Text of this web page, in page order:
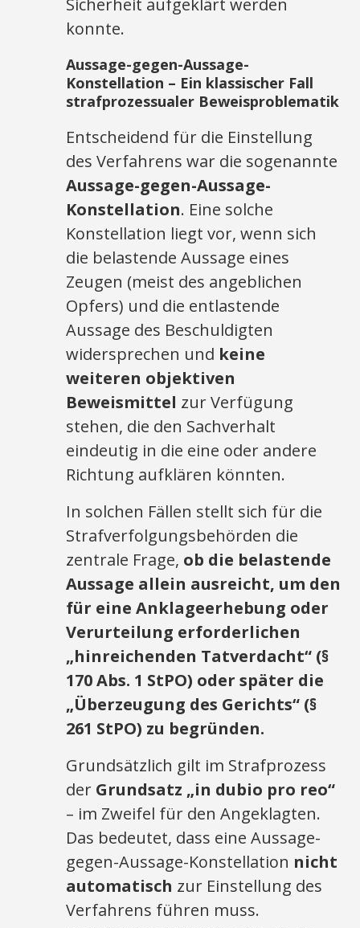
Sicherheit aufgeklärt werden
konnte.
Aussage-gegen-Aussage-
Konstellation – Ein klassischer Fall
strafprozessualer Beweisproblematik
Entscheidend für die Einstellung
des Verfahrens war die sogenannte
Aussage-gegen-Aussage-
Konstellation. Eine solche
Konstellation liegt vor, wenn sich
die belastende Aussage eines
Zeugen (meist des angeblichen
Opfers) und die entlastende
Aussage des Beschuldigten
widersprechen und keine
weiteren objektiven
Beweismittel zur Verfügung
stehen, die den Sachverhalt
eindeutig in die eine oder andere
Richtung aufklären könnten.
In solchen Fällen stellt sich für die
Strafverfolgungsbehörden die
zentrale Frage, ob die belastende
Aussage allein ausreicht, um den
für eine Anklageerhebung oder
Verurteilung erforderlichen
„hinreichenden Tatverdacht“ (§
170 Abs. 1 StPO) oder später die
„Überzeugung des Gerichts“ (§
261 StPO) zu begründen.
Grundsätzlich gilt im Strafprozess
der Grundsatz „in dubio pro reo“
– im Zweifel für den Angeklagten.
Das bedeutet, dass eine Aussage-
gegen-Aussage-Konstellation nicht
automatisch zur Einstellung des
Verfahrens führen muss.